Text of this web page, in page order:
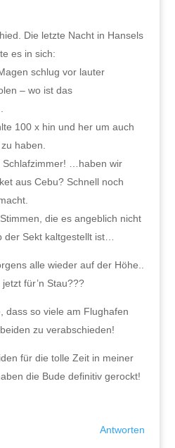
Die letzte Nacht in Hansels
es in sich:
schlug vor lauter
– wo ist das
100 x hin und her um auch
haben.
Schlafzimmer! …haben wir
aus Cebu? Schnell noch
die es angeblich nicht
der Sekt kaltgestellt ist…
alle wieder auf der Höhe..
für’n Stau???
dass so viele am Flughafen
zu verabschieden!
für die tolle Zeit in meiner
die Bude definitiv gerockt!
Antworten